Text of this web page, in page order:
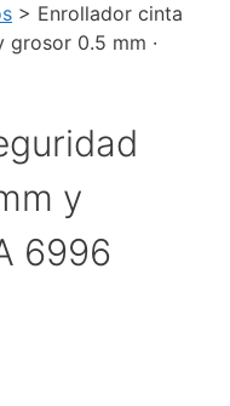
> Enrollador cinta
grosor 0.5 mm ·
y
6996